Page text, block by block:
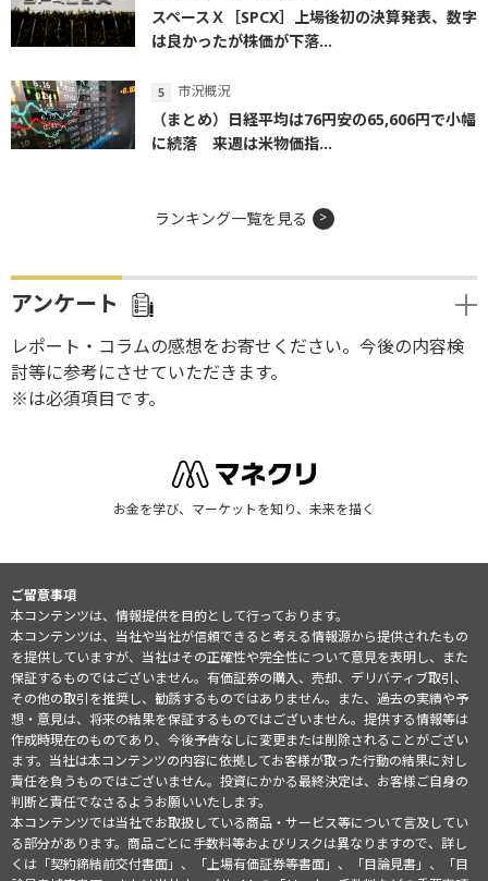
スペースＸ［SPCX］上場後初の決算発表、数字
は良かったが株価が下落...
市況概況
（まとめ）日経平均は76円安の65,606円で小幅
に続落 来週は米物価指...
ランキング一覧を見る
アンケート
レポート・コラムの感想をお寄せください。今後の内容検
討等に参考にさせていただきます。
※は必須項目です。
お金を学び、マーケットを知り、未来を描く
ご留意事項
本コンテンツは、情報提供を目的として行っております。
本コンテンツは、当社や当社が信頼できると考える情報源から提供されたもの
を提供していますが、当社はその正確性や完全性について意見を表明し、また
保証するものではございません。有価証券の購入、売却、デリバティブ取引、
その他の取引を推奨し、勧誘するものではありません。また、過去の実績や予
想・意見は、将来の結果を保証するものではございません。提供する情報等は
作成時現在のものであり、今後予告なしに変更または削除されることがござい
ます。当社は本コンテンツの内容に依拠してお客様が取った行動の結果に対し
責任を負うものではございません。投資にかかる最終決定は、お客様ご自身の
判断と責任でなさるようお願いいたします。
本コンテンツでは当社でお取扱している商品・サービス等について言及してい
る部分があります。商品ごとに手数料等およびリスクは異なりますので、詳し
くは「契約締結前交付書面」、「上場有価証券等書面」、「目論見書」、「目